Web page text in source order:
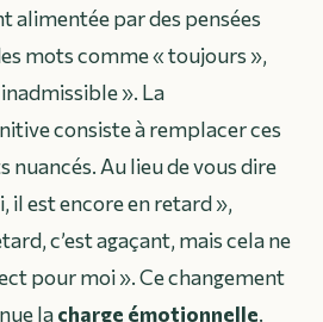
alimentée par des pensées
mots comme « toujours »,
». La
consiste à remplacer ces
nuancés. Au lieu de vous dire
il est encore en retard »,
c’est agaçant, mais cela ne
pour moi ». Ce changement
lacharge émotionnelle.